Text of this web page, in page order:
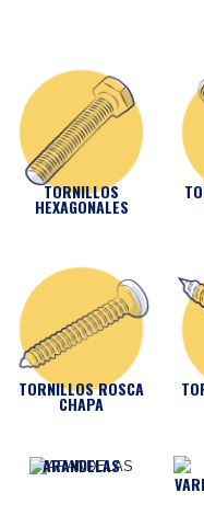
TORNILLOS
HEXAGONALES
TORNILLOS ROSCA
CHAPA
ARANDELAS